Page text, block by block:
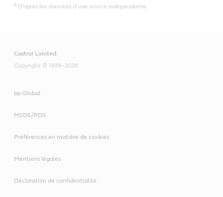
8D’après les données d’une source indépendante
Castrol Limited
Copyright © 1999–2026
bp Global
MSDS/PDS
Préférences en matière de cookies
Mentions légales
Déclaration de confidentialité